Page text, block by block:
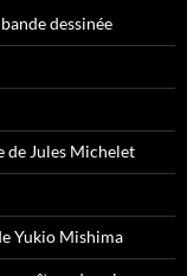
dessinée
de Jules Michelet
Yukio Mishima